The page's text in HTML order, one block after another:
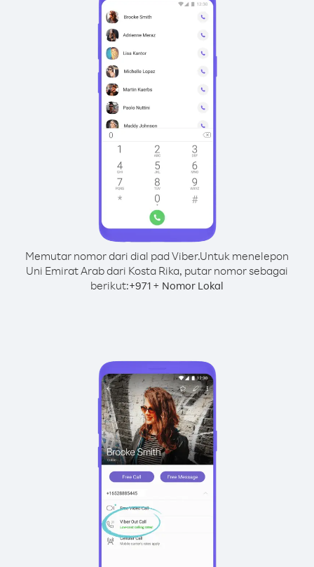
Memutar nomor dari dial pad Viber.Untuk menelepon
Uni Emirat Arab dari Kosta Rika, putar nomor sebagai
berikut:+971 + Nomor Lokal